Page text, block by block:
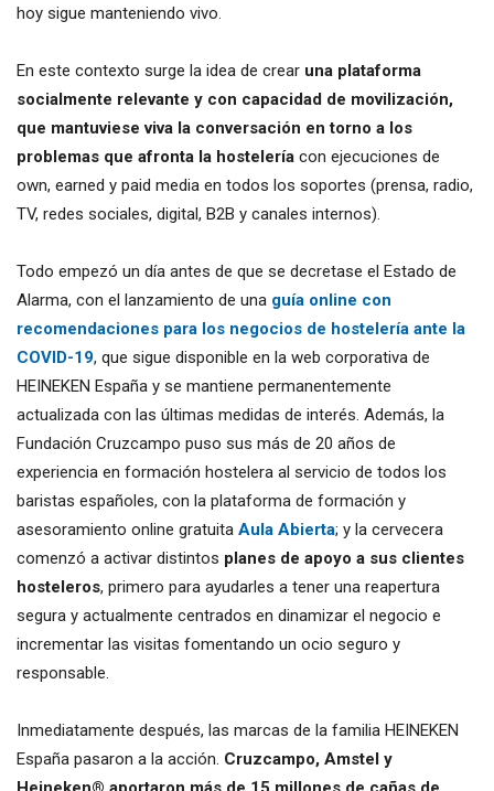
hoy sigue manteniendo vivo.
En este contexto surge la idea de crear una plataforma
socialmente relevante y con capacidad de movilización,
que mantuviese viva la conversación en torno a los
problemas que afronta la hostelería con ejecuciones de
own, earned y paid media en todos los soportes (prensa, radio,
TV, redes sociales, digital, B2B y canales internos).
Todo empezó un día antes de que se decretase el Estado de
Alarma, con el lanzamiento de una guía online con
recomendaciones para los negocios de hostelería ante la
COVID-19, que sigue disponible en la web corporativa de
HEINEKEN España y se mantiene permanentemente
actualizada con las últimas medidas de interés. Además, la
Fundación Cruzcampo puso sus más de 20 años de
experiencia en formación hostelera al servicio de todos los
baristas españoles, con la plataforma de formación y
asesoramiento online gratuita Aula Abierta; y la cervecera
comenzó a activar distintos planes de apoyo a sus clientes
hosteleros, primero para ayudarles a tener una reapertura
segura y actualmente centrados en dinamizar el negocio e
incrementar las visitas fomentando un ocio seguro y
responsable.
Inmediatamente después, las marcas de la familia HEINEKEN
España pasaron a la acción. Cruzcampo, Amstel y